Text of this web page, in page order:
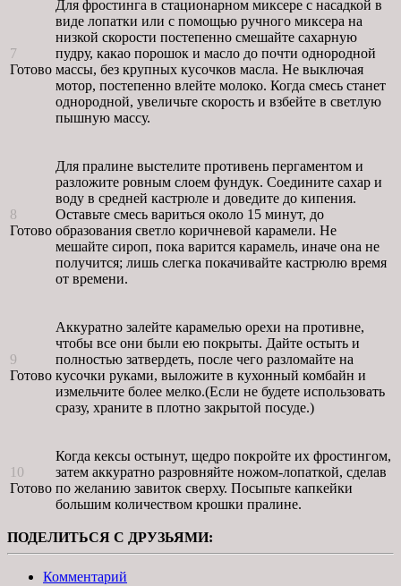
7
Готово
Для фростинга в стационарном миксере с насадкой в
виде лопатки или с помощью ручного миксера на
низкой скорости постепенно смешайте сахарную
пудру, какао порошок и масло до почти однородной
массы, без крупных кусочков масла. Не выключая
мотор, постепенно влейте молоко. Когда смесь станет
однородной, увеличьте скорость и взбейте в светлую
пышную массу.
8
Готово
Для пралине выстелите противень пергаментом и
разложите ровным слоем фундук. Соедините сахар и
воду в средней кастрюле и доведите до кипения.
Оставьте смесь вариться около 15 минут, до
образования светло коричневой карамели. Не
мешайте сироп, пока варится карамель, иначе она не
получится; лишь слегка покачивайте кастрюлю время
от времени.
9
Готово
Аккуратно залейте карамелью орехи на противне,
чтобы все они были ею покрыты. Дайте остыть и
полностью затвердеть, после чего разломайте на
кусочки руками, выложите в кухонный комбайн и
измельчите более мелко.(Если не будете использовать
сразу, храните в плотно закрытой посуде.)
10
Готово
Когда кексы остынут, щедро покройте их фростингом,
затем аккуратно разровняйте ножом-лопаткой, сделав
по желанию завиток сверху. Посыпьте капкейки
большим количеством крошки пралине.
ПОДЕЛИТЬСЯ С ДРУЗЬЯМИ:
Комментарий